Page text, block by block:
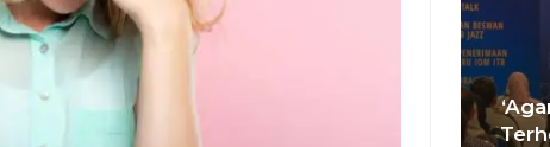
Tren Bergeser, Generasi
Muda Mulai Tinggalkan Pesta
Mewah Dan Memilih Nikah